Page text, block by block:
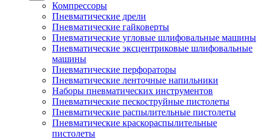
Компрессоры
Пневматические дрели
Пневматические гайковерты
Пневматические угловые шлифовальные машины
Пневматические эксцентриковые шлифовальные
машины
Пневматические перфораторы
Пневматические ленточные напильники
Наборы пневматических инструментов
Пневматические пескоструйные пистолеты
Пневматические распылительные пистолеты
Пневматические краскораспылительные
пистолеты